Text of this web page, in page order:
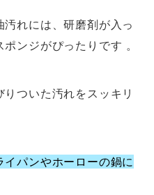
れには、研磨剤が入っ
ンジがぴったりです 。
ついた汚れをスッキリ
パンやホーローの鍋に